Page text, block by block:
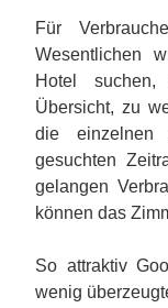
Für
Wesentlichen
Hotel
Übersicht, zu
die einzelnen
gesuchten
gelangen
können das
So attraktiv
wenig